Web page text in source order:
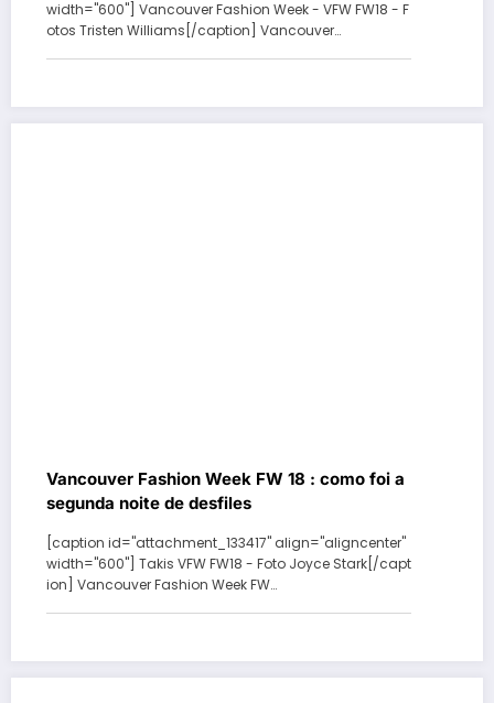
width="600"] Vancouver Fashion Week - VFW FW18 - F
otos Tristen Williams[/caption] Vancouver…
Vancouver Fashion Week FW 18 : como foi a
segunda noite de desfiles
[caption id="attachment_133417" align="aligncenter"
width="600"] Takis VFW FW18 - Foto Joyce Stark[/capt
ion] Vancouver Fashion Week FW…